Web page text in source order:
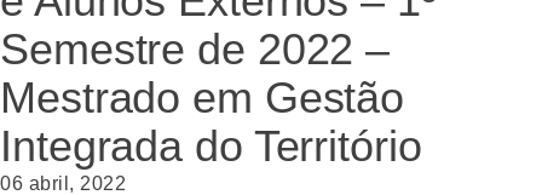
Semestre de 2022 –
Mestrado em Gestão
Integrada do Território
06 abril, 2022